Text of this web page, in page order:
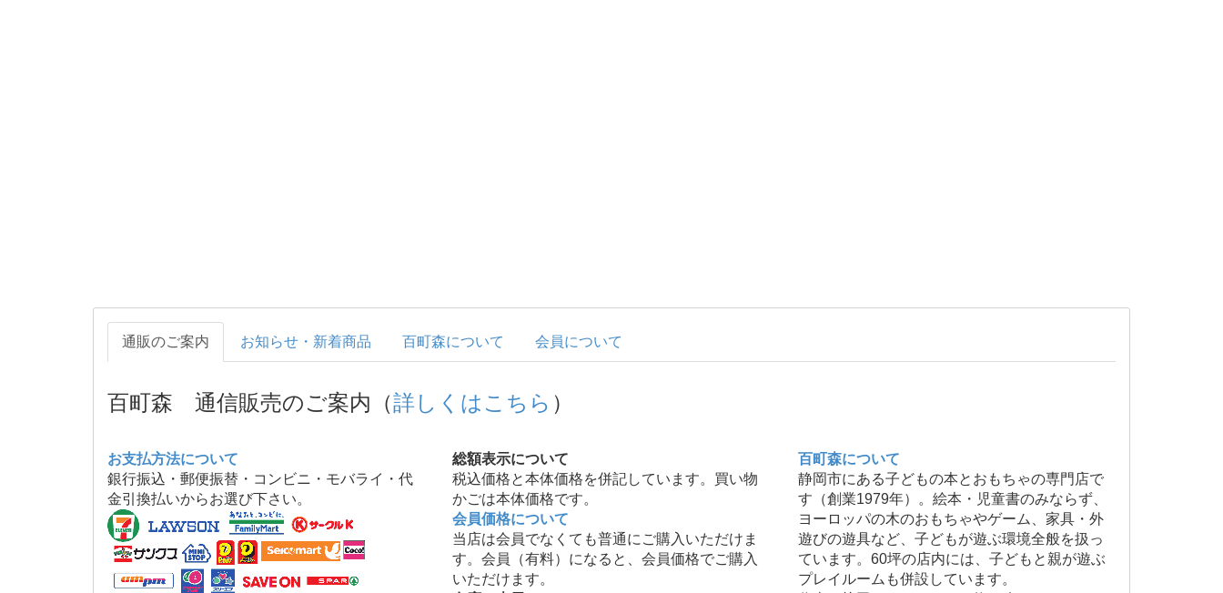
通販のご案内 お知らせ・新着商品 百町森について 会員について
百町森 通信販売のご案内（詳しくはこちら ）
お支払方法について
銀行振込・郵便振替・コンビニ・モバライ・代
金引換払いからお選び下さい。
総額表示について
税込価格と本体価格を併記しています。買い物
かごは本体価格です。
会員価格について
当店は会員でなくても普通にご購入いただけま
す。会員（有料）になると、会員価格でご購入
いただけます。
百町森について
静岡市にある子どもの本とおもちゃの専門店で
す（創業1979年）。絵本・児童書のみならず、
ヨーロッパの木のおもちゃやゲーム、家具・外
遊びの遊具など、子どもが遊ぶ環境全般を扱っ
ています。60坪の店内には、子どもと親が遊ぶ
プレイルームも併設しています。